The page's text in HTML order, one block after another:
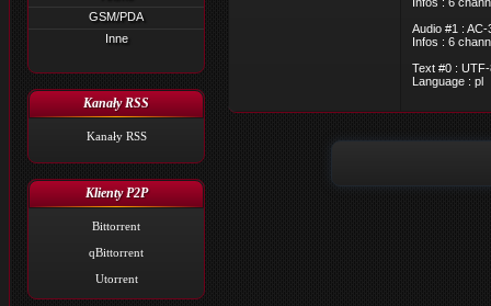
GSM/PDA
Inne
Kanały RSS
Kanały RSS
Klienty P2P
Bittorrent
qBittorrent
Utorrent
Audio #1 :
Infos : 6
Text #0 :
Language : pl